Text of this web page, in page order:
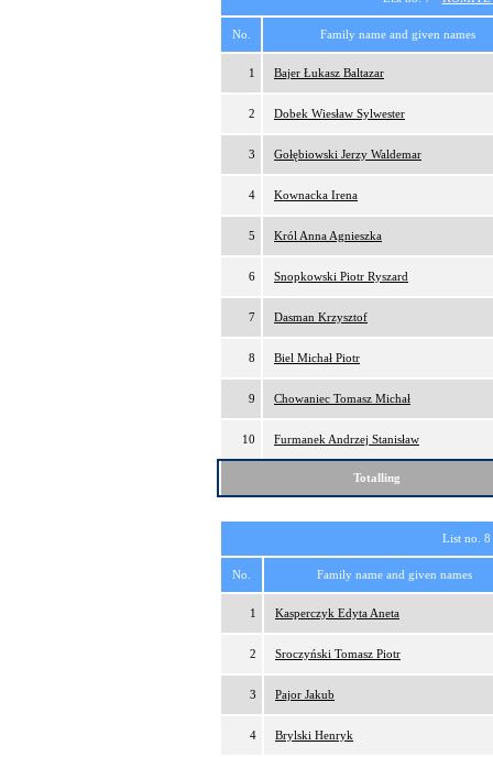
No. Family name and given names
1 Bajer Łukasz Baltazar
2 Dobek Wiesław Sylwester
3 Gołębiowski Jerzy Waldemar
4 Kownacka Irena
5 Król Anna Agnieszka
6 Snopkowski Piotr Ryszard
7 Dasman Krzysztof
8 Biel Michał Piotr
9 Chowaniec Tomasz Michał
10 Furmanek Andrzej Stanisław
Totalling
List no.
No. Family name and given names
1 Kasperczyk Edyta Aneta
2 Sroczyński Tomasz Piotr
3 Pajor Jakub
4 Brylski Henryk